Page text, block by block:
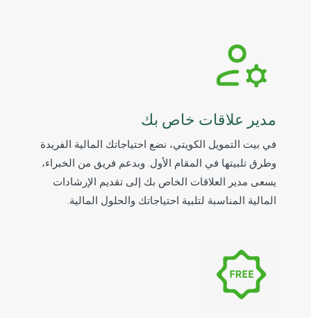
مدير علاقات خاص بك
في بيت التمويل الكويتي، نضع احتياجاتك المالية الفريدة
وطرق تلبيتها في المقام الأول. وبدعم فريق من الخبراء،
يسعى مدير العلاقات الخاص بك إلى تقديم الإرشادات
المالية المناسبة لتلبية احتياجاتك والحلول المالية.